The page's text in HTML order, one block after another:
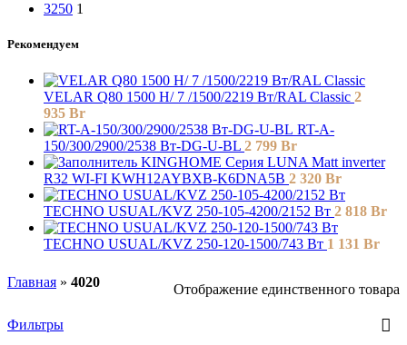
3250 1
Рекомендуем
VELAR Q80 1500 H/ 7 /1500/2219 Вт/RAL Classic 2
935 Br
RT-A-
150/300/2900/2538 Вт-DG-U-BL 2 799 Br
KINGHOME Серия LUNA Matt inverter
R32 WI-FI KWH12AYBXB-K6DNA5B 2 320 Br
TECHNO USUAL/KVZ 250-105-4200/2152 Вт 2 818 Br
TECHNO USUAL/KVZ 250-120-1500/743 Вт 1 131 Br
Главная » 4020 Отображение единственного товара
Фильтры